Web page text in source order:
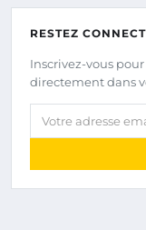
RESTEZ
Inscrivez-vous
directement dans
Votre adresse